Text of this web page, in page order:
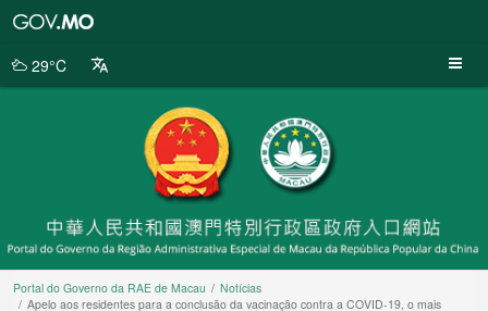
da
29°C
Portal do Governo da RAE de Macau
Notícias
Apelo aos residentes para a conclusão da vacinação contra a COVID-19, o mais